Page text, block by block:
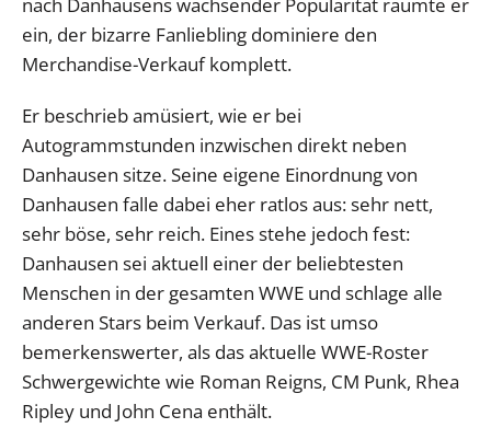
nach Danhausens wachsender Popularität räumte er
ein, der bizarre Fanliebling dominiere den
Merchandise-Verkauf komplett.
Er beschrieb amüsiert, wie er bei
Autogrammstunden inzwischen direkt neben
Danhausen sitze. Seine eigene Einordnung von
Danhausen falle dabei eher ratlos aus: sehr nett,
sehr böse, sehr reich. Eines stehe jedoch fest:
Danhausen sei aktuell einer der beliebtesten
Menschen in der gesamten WWE und schlage alle
anderen Stars beim Verkauf. Das ist umso
bemerkenswerter, als das aktuelle WWE-Roster
Schwergewichte wie Roman Reigns, CM Punk, Rhea
Ripley und John Cena enthält.